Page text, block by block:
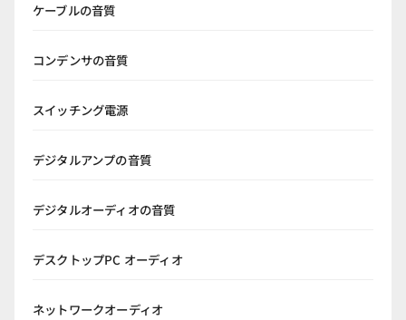
ケーブルの音質
コンデンサの音質
スイッチング電源
デジタルアンプの音質
デジタルオーディオの音質
デスクトップPC オーディオ
ネットワークオーディオ